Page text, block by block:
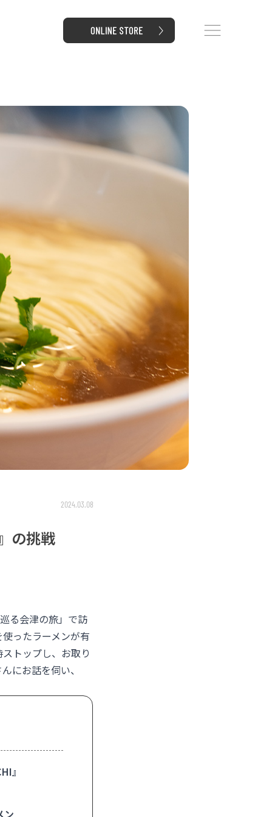
2024.03.08
の挑戦
る会津の旅」で訪
ったラーメンが有
トップし、お取り
にお話を伺い、
』